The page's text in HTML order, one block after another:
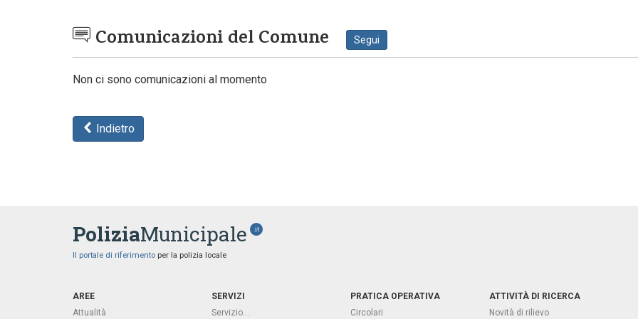
Comunicazioni del Comune Segui
Non ci sono comunicazioni al momento
Indietro
PoliziaMunicipale .it
Il portale di riferimento per la polizia locale
AREE
Attualità
SERVIZI
Servizio...
PRATICA OPERATIVA
Circolari
ATTIVITÀ DI RICERCA
Novità di rilievo